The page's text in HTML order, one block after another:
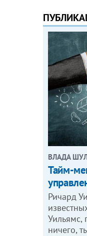
ВЛАДА
Тайм-
Ричард
Уильямс,
ничего,